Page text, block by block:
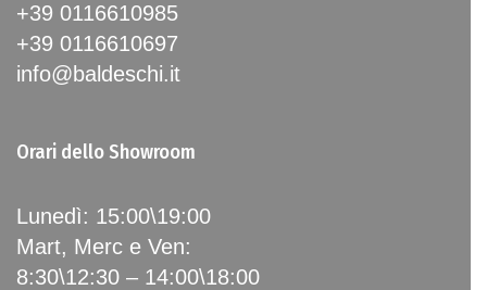
+39 0116610985
+39 0116610697
info@baldeschi.it
Orari dello Showroom
Lunedì: 15:00\19:00
Mart, Merc e Ven:
8:30\12:30 – 14:00\18:00